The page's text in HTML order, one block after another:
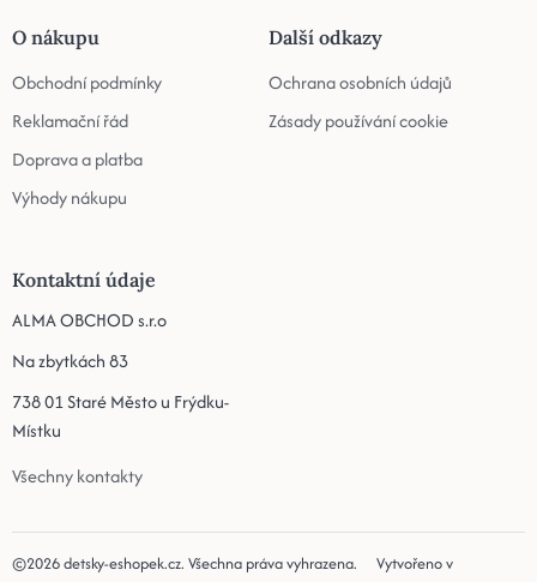
O nákupu
Obchodní podmínky
Reklamační řád
Doprava a platba
Výhody nákupu
Další odkazy
Ochrana osobních údajů
Zásady používání cookie
Kontaktní údaje
ALMA OBCHOD s.r.o
Na zbytkách 83
738 01 Staré Město u Frýdku-
Místku
Všechny kontakty
©2026detsky-eshopek.cz. Všechna práva vyhrazena. Vytvořeno v